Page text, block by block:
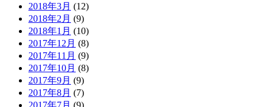
2018年3月 (12)
2018年2月 (9)
2018年1月 (10)
2017年12月 (8)
2017年11月 (9)
2017年10月 (8)
2017年9月 (9)
2017年8月 (7)
2017年7月 (9)